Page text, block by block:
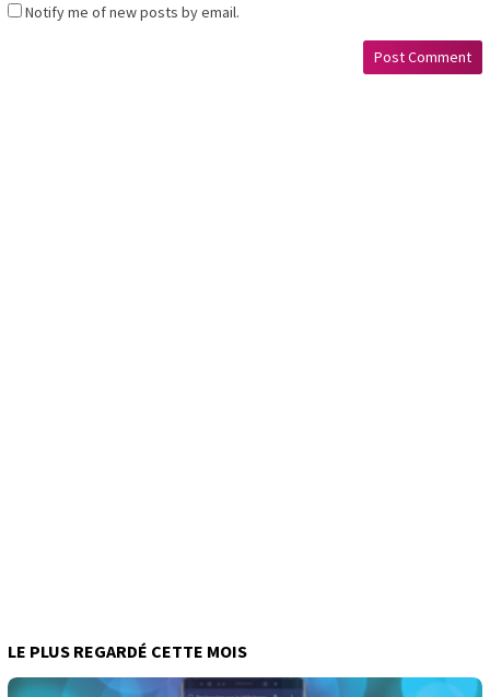
Notify me of new posts by email.
LE PLUS REGARDÉ CETTE MOIS